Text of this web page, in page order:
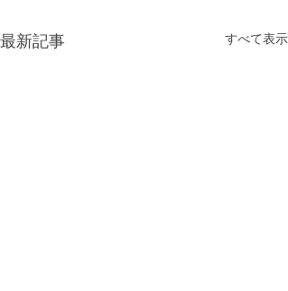
最新記事 すべて表示